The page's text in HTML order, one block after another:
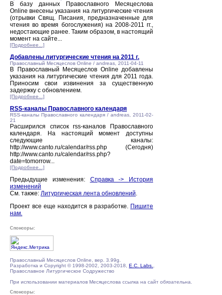
В базу данных Православного Месяцеслова
Online внесены указания на литургические чтения
(отрывки Свящ. Писания, предназначенные для
чтения во время богослужения) на 2008-2011 гг.,
недостающие ранее. Таким образом, в настоящий
момент на сайте...
[Подробнее...]
Добавлены литургические чтения на 2011 г.
Православный Месяцеслов Online / andreas, 2011-04-11
В Православный Месяцеслов Online добавлены
указания на литургические чтения для 2011 года.
Приносим свои извинения за существенную
задержку с обновлением.
[Подробнее...]
RSS-каналы Православного календаря
RSS-каналы Православного календаря / andreas, 2011-02-
21
Расширился список rss-каналов Православного
календаря. На настоящий момент доступны
следующие каналы:
http://www.canto.ru/calendar/rss.php (Сегодня)
http://www.canto.ru/calendar/rss.php?
date=tomorrow...
[Подробнее...]
Предыдущие изменения: Справка -> История
изменений
См. также: Литургическая лента обновлений.
Проект все еще находится в разработке. Пишите
нам.
Спонсоры:
Православный Месяцеслов Online, вер. 3.99g.
Разработка и Copyright © 1998-2002, 2003-2018, E.C. Labs.
Православное Литургическое Содружество
При использовании материалов Месяцеслова ссылка на сайт обязательна.
Спонсоры: